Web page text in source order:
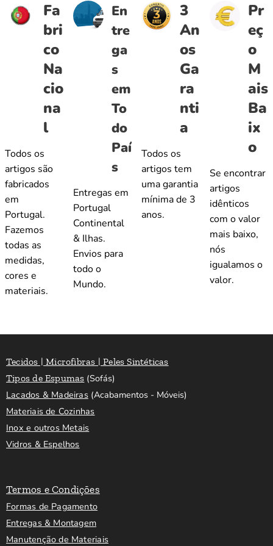
Fa
bri
co
Na
cio
na
l
Todos os
artigos são
fabricados
em
Portugal.
Fazemos
todas as
medidas,
cores e
materiais.
En
tre
ga
s
em
To
do
Paí
s
Entregas em
Portugal
Continental
& Ilhas.
Envios para
todo o
Mundo.
3
An
os
Ga
ra
nti
a
Todos os
artigos tem
uma garantia
mínima de 3
anos.
Pr
eç
o
M
ais
Ba
ix
o
Se encontrar
artigos
idênticos
com o valor
mais baixo,
nós
igualamos o
valor.
Tecidos | Microfibras | Peles Sintéticas
Tipos de Espumas (Sofás)
Lacados & Madeiras(Acabamentos - Móveis)
Materiais de Cozinhas
Inox e outros Metais
Vidros & Espelhos
Termos e Condições
Formas de Pagamento
Entregas & Montagem
Manutenção de Materiais